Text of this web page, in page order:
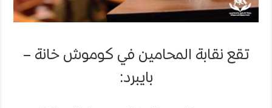
تقع نقابة المحامين في كوموش خانة –
بايبرد: